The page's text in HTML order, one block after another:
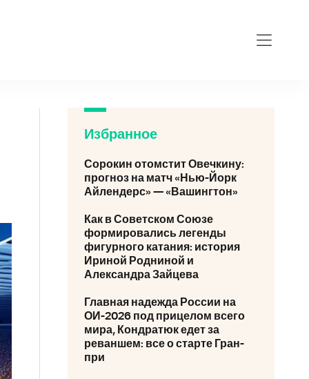
Избранное
Сорокин отомстит Овечкину:
прогноз на матч «Нью-Йорк
Айлендерс» — «Вашингтон»
Как в Советском Союзе
формировались легенды
фигурного катания: история
Ириной Родниной и
Александра Зайцева
Главная надежда России на
ОИ-2026 под прицелом всего
мира, Кондратюк едет за
реваншем: все о старте Гран-
при